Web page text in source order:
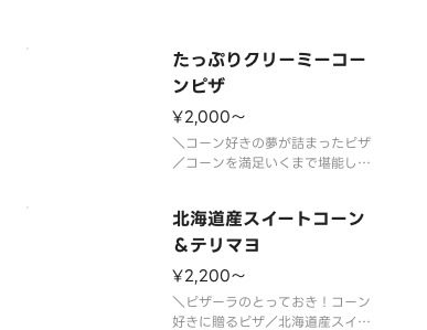
のコクに、たっぷりはちみつのや
さしい甘さが重なり、甘じょっぱ
いおいしさが広がります。ひと口
ごとに幸せを感じられる
たっぷりクリーミーコー
ンピザ
¥2,000〜
＼コーン好きの夢が詰まったピザ
／コーンを満足いくまで堪能した
ズのコクが合わさって、クリーミ
ーでやさしい味わいをお楽しみい
でぜひお試しいただきたい、ほっ
とするおいしさのピザ
北海道産スイートコーン
＆テリマヨ
¥2,200〜
＼ピザーラのとっておき！コーン
好きに贈るピザ／北海道産スイー